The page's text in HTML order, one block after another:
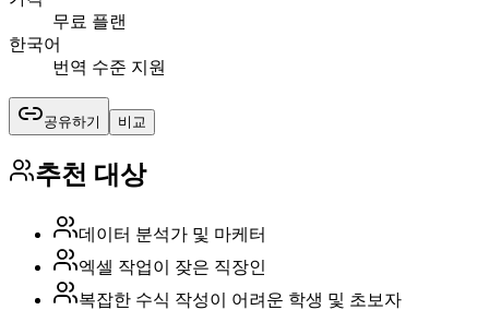
무료 플랜
한국어
번역 수준 지원
공유하기 비교
추천 대상
데이터 분석가 및 마케터
엑셀 작업이 잦은 직장인
복잡한 수식 작성이 어려운 학생 및 초보자